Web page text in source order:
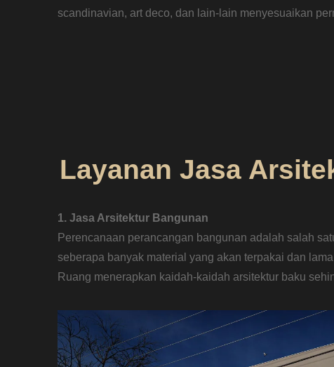
scandinavian, art deco, dan lain-lain menyesuaikan
Layanan Jasa
1. Jasa Arsitektur Bangunan
Perencanaan perancangan bangunan adalah salah
seberapa banyak material yang akan terpakai dan
Ruang menerapkan kaidah-kaidah arsitektur baku